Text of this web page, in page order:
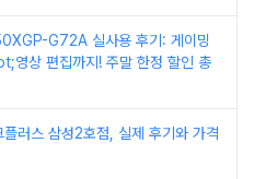
G72A 실사용 후기: 게이밍
상 편집까지! 주말 한정 할인 총
러스 삼성2호점, 실제 후기와 가격